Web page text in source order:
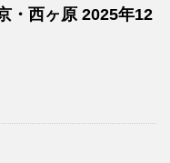
・西ヶ原 2025年12